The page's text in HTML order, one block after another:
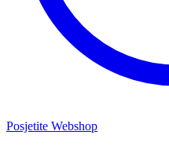
Posjetite Webshop